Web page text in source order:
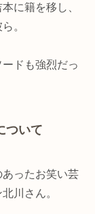
に籍を移し、
。
ドも強烈だっ
ついて
ったお笑い芸
川さん。